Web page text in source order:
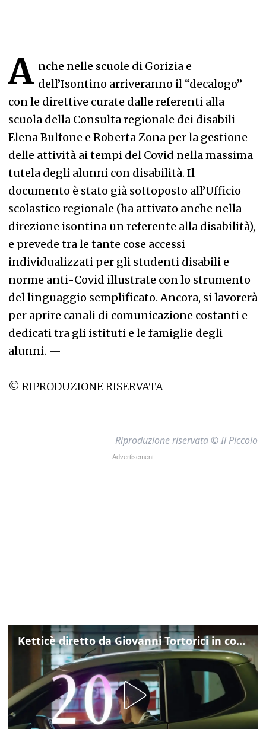
A nche nelle scuole di Gorizia e
dell’Isontino arriveranno il “decalogo”
con le direttive curate dalle referenti alla
scuola della Consulta regionale dei disabili
Elena Bulfone e Roberta Zona per la gestione
delle attività ai tempi del Covid nella massima
tutela degli alunni con disabilità. Il
documento è stato già sottoposto all’Ufficio
scolastico regionale (ha attivato anche nella
direzione isontina un referente alla disabilità),
e prevede tra le tante cose accessi
individualizzati per gli studenti disabili e
norme anti-Covid illustrate con lo strumento
del linguaggio semplificato. Ancora, si lavorerà
per aprire canali di comunicazione costanti e
dedicati tra gli istituti e le famiglie degli
alunni. —
© RIPRODUZIONE RISERVATA
Riproduzione riservata © Il Piccolo
Ketticè diretto da Giovanni Tortorici in concorso al Locarno Film Festival